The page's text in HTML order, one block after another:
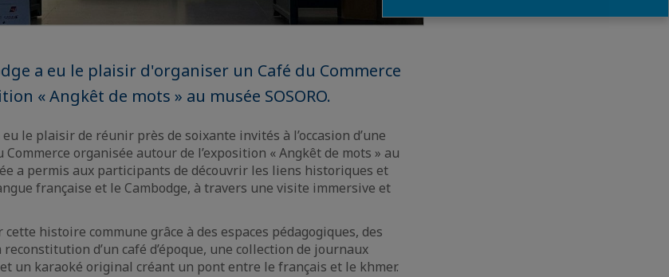
a eu le plaisir d'organiser un Café du Commerce
« Angkêt de mots » au musée SOSORO.
eu le plaisir de réunir près de soixante invités à l’occasion d’une
organisée autour de l’exposition « Angkêt de mots » au
a permis aux participants de découvrir les liens historiques et
française et le Cambodge, à travers une visite immersive et
histoire commune grâce à des espaces pédagogiques, des
d’un café d’époque, une collection de journaux
un karaoké original créant un pont entre le français et le khmer.